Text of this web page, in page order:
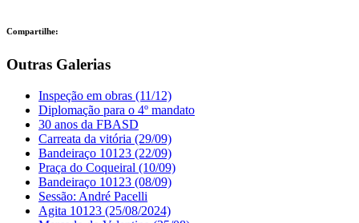
Compartilhe:
Outras Galerias
Inspeção em obras (11/12)
Diplomação para o 4º mandato
30 anos da FBASD
Carreata da vitória (29/09)
Bandeiraço 10123 (22/09)
Praça do Coqueiral (10/09)
Bandeiraço 10123 (08/09)
Sessão: André Pacelli
Agita 10123 (25/08/2024)